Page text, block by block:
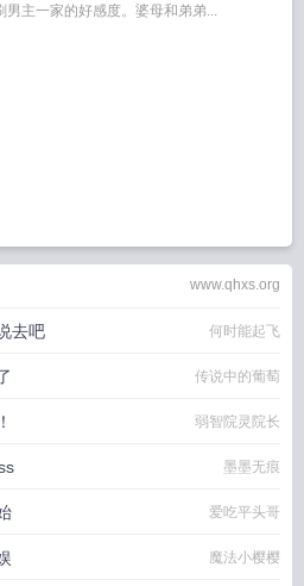
男主一家的好感度。婆母和弟弟...
www.qhxs.org
去吧 何时能起飞
传说中的葡萄
弱智院灵院长
墨墨无痕
爱吃平头哥
魔法小樱樱